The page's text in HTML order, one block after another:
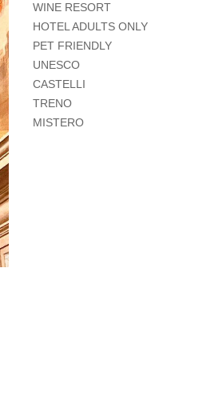
WINE RESORT
HOTEL ADULTS ONLY
PET FRIENDLY
UNESCO
CASTELLI
TRENO
MISTERO